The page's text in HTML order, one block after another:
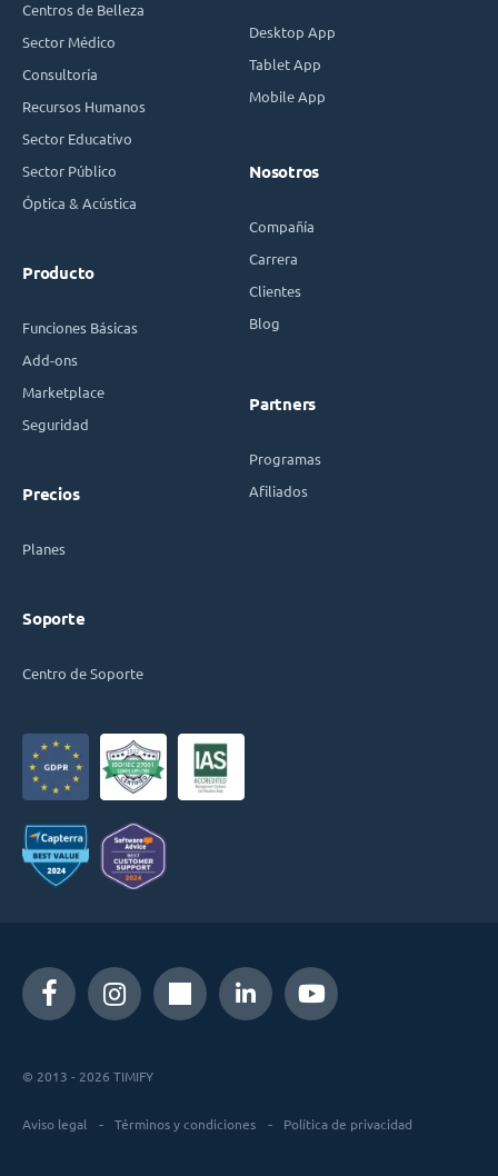
Centros de Belleza
Sector Médico
Consultoría
Recursos Humanos
Sector Educativo
Sector Público
Óptica & Acústica
Producto
Funciones Básicas
Add-ons
Marketplace
Seguridad
Precios
Planes
Soporte
Centro de Soporte
Desktop App
Tablet App
Mobile App
Nosotros
Compañía
Carrera
Clientes
Blog
Partners
Programas
Afiliados
© 2013 - 2026 TIMIFY
Aviso legal Términos y condiciones Política de privacidad